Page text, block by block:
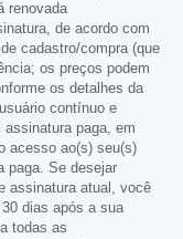
renovada
de acordo com
cadastro/compra (que
os preços podem
os detalhes da
contínuo e
paga, em
acesso ao(s) seu(s)
paga. Se desejar
assinatura atual, você
dias após a sua
todas as